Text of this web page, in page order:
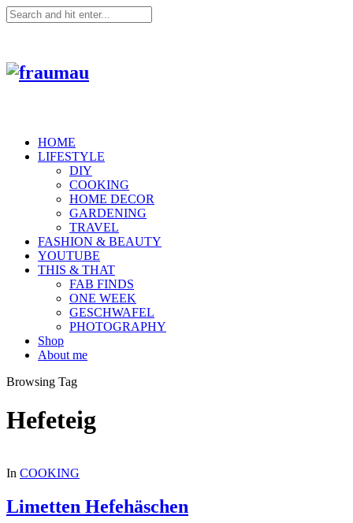
HOME
LIFESTYLE
DIY
COOKING
HOME DECOR
GARDENING
TRAVEL
FASHION & BEAUTY
YOUTUBE
THIS & THAT
FAB FINDS
ONE WEEK
GESCHWAFEL
PHOTOGRAPHY
Shop
About me
Browsing Tag
Hefeteig
In COOKING
Limetten Hefehäschen